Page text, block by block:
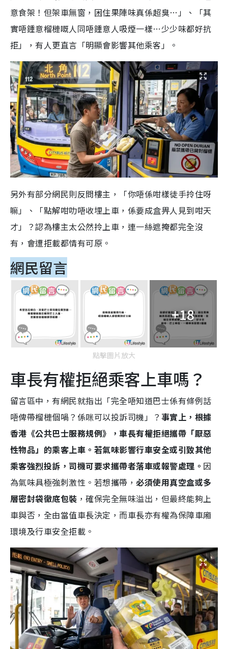
意食架！但架車無窗，困住果陣味真係超臭…」、「其
實唔鍾意榴槤嘅人同唔鍾意人吸煙一樣…少少味都好抗
拒」，有人更直言「明顯會影響其他乘客」。
另外有部分網民則反問樓主，「你唔係咁樣徒手拎住呀
嘛」、「點解咁叻唔收埋上車，係要成盒畀人見到咁天
才」？認為樓主太公然拎上車，連一絲遮掩都完全沒
有，會遭拒載都情有可原。
網民留言
+18
點擊圖片放大
車長有權拒絕乘客上車嗎？
留言區中，有網民就指出「完全唔知道巴士係有條例話
唔俾帶榴槤個喎？係咪可以投訴司機」？ 事實上，根據
香港《公共巴士服務規例》，車長有權拒絕攜帶「厭惡
性物品」的乘客上車。若氣味影響行車安全或引致其他
乘客強烈投訴，司機可要求攜帶者落車或報警處理。 因
為氣味具極強刺激性。若想攜帶，必須使用真空盒或多
層密封袋徹底包裝 ，確保完全無味溢出，但最終能夠上
車與否，全由當值車長決定，而車長亦有權為保障車廂
環境及行車安全拒載。